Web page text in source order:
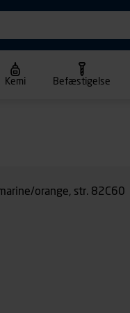
Kemi Befæstigelse